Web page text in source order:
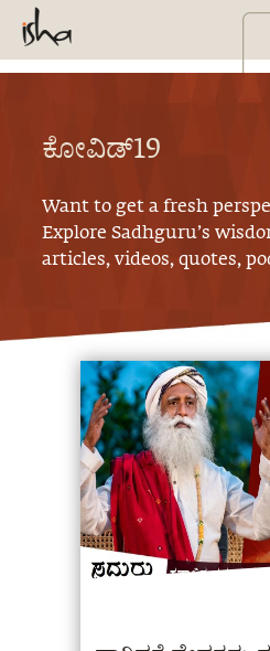
ಕೋವಿಡ್19
Want to get a fresh
Explore Sadhguru’s
articles, videos, quotes,